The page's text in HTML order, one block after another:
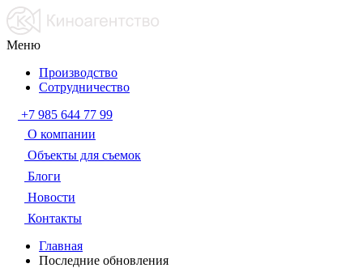
Меню
Производство
Сотрудничество
+7 985 644 77 99
О компании
Объекты для съемок
Блоги
Новости
Контакты
Главная
Последние обновления